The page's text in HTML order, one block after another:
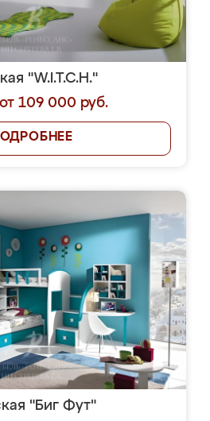
"W.I.T.C.H."
109 000 руб.
"Биг Фут"